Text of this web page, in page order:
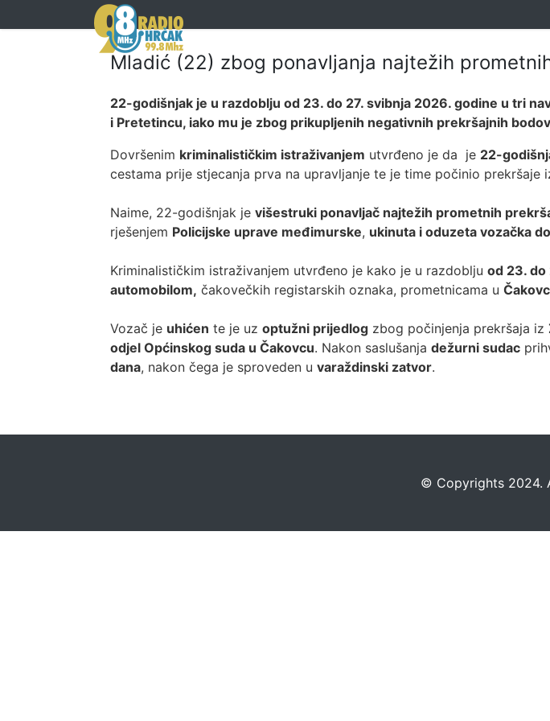
Mladić (22) zbog ponavljanja najtežih
22-godišnjak je u razdoblju od 23. do 27. svibnja 2026. godine u tri
i Pretetincu, iako mu je zbog prikupljenih negativnih prekršajnih
Dovršenim kriminalističkim istraživanjem utvrđeno je da je 22-
cestama prije stjecanja prva na upravljanje te je time počinio prekršaje
Naime, 22-godišnjak je višestruki ponavljač najtežih prometnih
rješenjem Policijske uprave međimurske, ukinuta i oduzeta vozačka
Kriminalističkim istraživanjem utvrđeno je kako je u razdoblju od 23. do
automobilom, čakovečkih registarskih oznaka, prometnicama u
Vozač je uhićen te je uz optužni prijedlog zbog počinjenja prekršaja iz
odjel Općinskog suda u Čakovcu. Nakon saslušanja dežurni sudac
dana, nakon čega je sproveden u varaždinski zatvor.
©️ Copyrights 2024.